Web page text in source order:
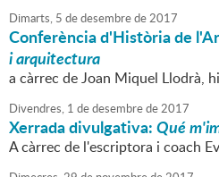
Dimarts, 5 dedesembrede2017
Conferència d'Història de
i arquitectura
a càrrec de Joan Miquel Llodrà,
Divendres, 1 dedesembrede2017
Xerrada divulgativa:Qué
A càrrec de l'escriptora i coach